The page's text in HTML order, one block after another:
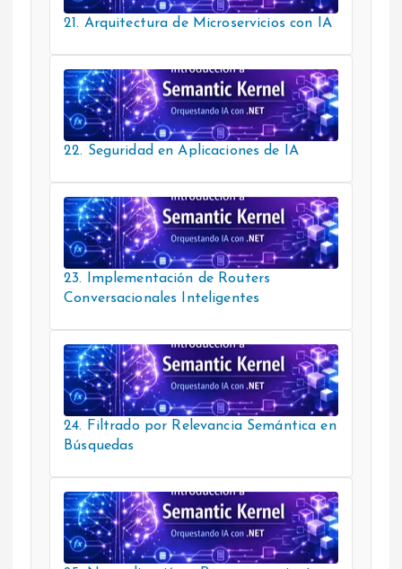
21. Arquitectura de Microservicios con IA
22. Seguridad en Aplicaciones de IA
23. Implementación de Routers
Conversacionales Inteligentes
24. Filtrado por Relevancia Semántica en
Búsquedas